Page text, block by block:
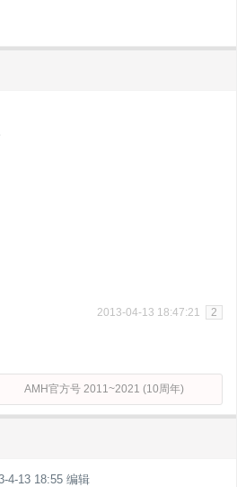
2013-04-13 18:47:21 2
AMH官方号 2011~2021 (10周年)
4-13 18:55 编辑